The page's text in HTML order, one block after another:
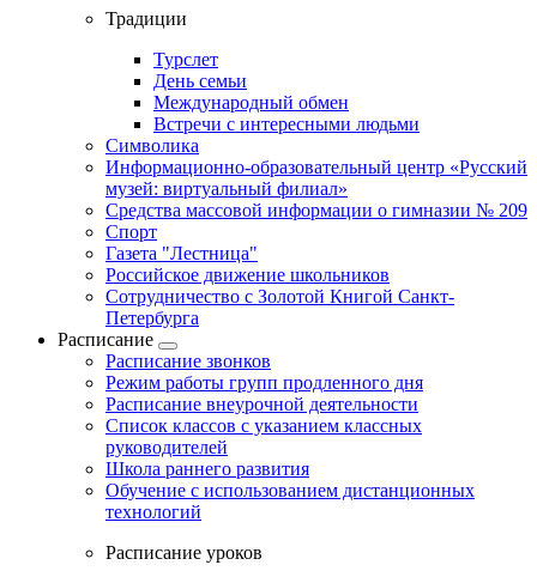
Традиции
Турслет
День семьи
Международный обмен
Встречи с интересными людьми
Символика
Информационно-образовательный центр «Русский
музей: виртуальный филиал»
Средства массовой информации о гимназии № 209
Спорт
Газета "Лестница"
Российское движение школьников
Сотрудничество с Золотой Книгой Санкт-
Петербурга
Расписание
Расписание звонков
Режим работы групп продленного дня
Расписание внеурочной деятельности
Список классов с указанием классных
руководителей
Школа раннего развития
Обучение с использованием дистанционных
технологий
Расписание уроков